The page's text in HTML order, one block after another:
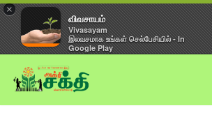
×
விவசாயம்
Vivasayam
இலவசமாக உங்கள் செல்பேசியில் - In
Google Play
Skip
to